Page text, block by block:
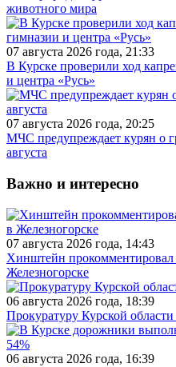
животного мира
07 августа 2026 года, 21:33
В Курске проверили ход
и центра «Русь»
07 августа 2026 года, 20:25
МЧС предупреждает курян о
августа
Важно и интересно
07 августа 2026 года, 14:43
Хинштейн прокомментировал
Железногорске
06 августа 2026 года, 18:39
Прокуратуру Курской
06 августа 2026 года, 16:39